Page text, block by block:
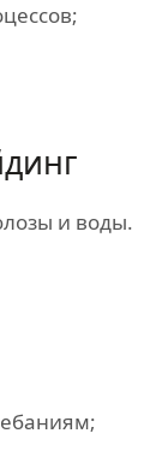
и воды.